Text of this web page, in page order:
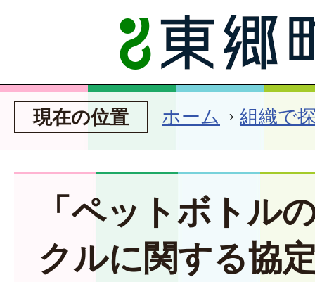
現在の位置 ホーム 組織で
「ペットボトル
クルに関する協